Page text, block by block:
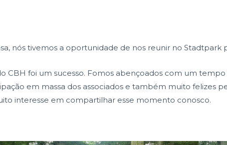
nós tivemos a oportunidade de nos reunir no Stadtpark
CBH foi um sucesso. Fomos abençoados com um
em massa dos associados e também muito felizes
interesse em compartilhar esse momento conosco.